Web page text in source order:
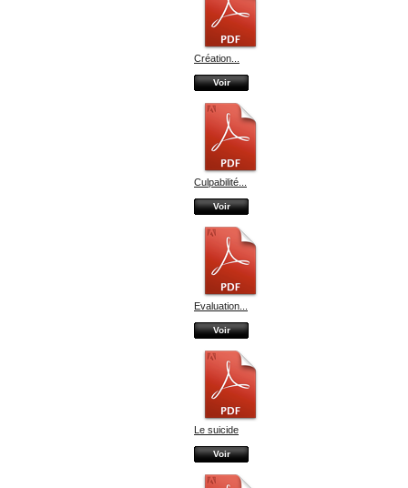
Création...
Voir
Culpabilité...
Voir
Evaluation...
Voir
Le suicide
Voir